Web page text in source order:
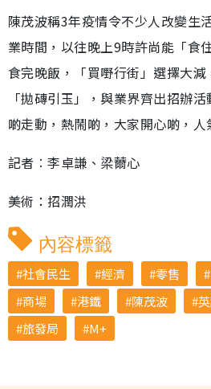
陳茂波稱3年疫情令不少人改變生
業時間，以往晚上9時許尚能「食
食完晚飯，「買嘢行街」選擇大
「拋磚引玉」，與業界齊出招辦
啲走動，熱鬧啲，大家開心啲，人
記者︰李卓謙、梁薾心
美術：招潤洪
內容標籤
社會民生 經濟 零售
商場
港鐵 陳茂波
旅發局
M+